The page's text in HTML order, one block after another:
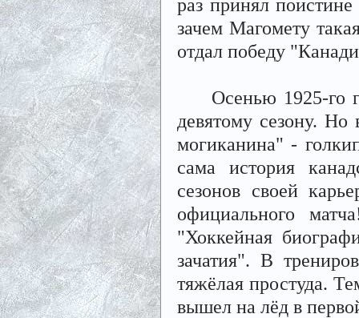
раз принял
зачем Магомету
отдал победу
Осенью 1925-го
девятому сезону.
могиканина" -
сама история
сезонов своей
официального
"Хоккейная
зачатия". В
тяжёлая простуда.
вышел на лёд в